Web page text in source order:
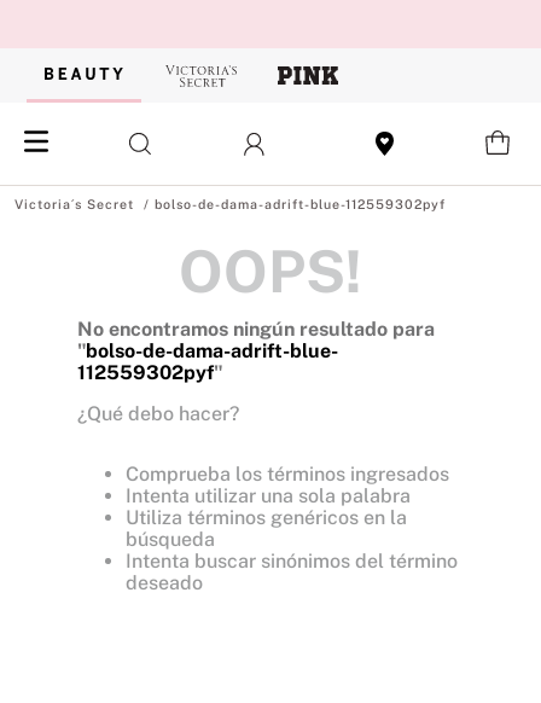
bolso-de-dama-adrift-blue-112559302pyf
OOPS!
No encontramos ningún resultado para
"bolso-de-dama-adrift-blue-
112559302pyf"
¿Qué debo hacer?
Comprueba los términos ingresados
Intenta utilizar una sola palabra
Utiliza términos genéricos en la
búsqueda
Intenta buscar sinónimos del término
deseado